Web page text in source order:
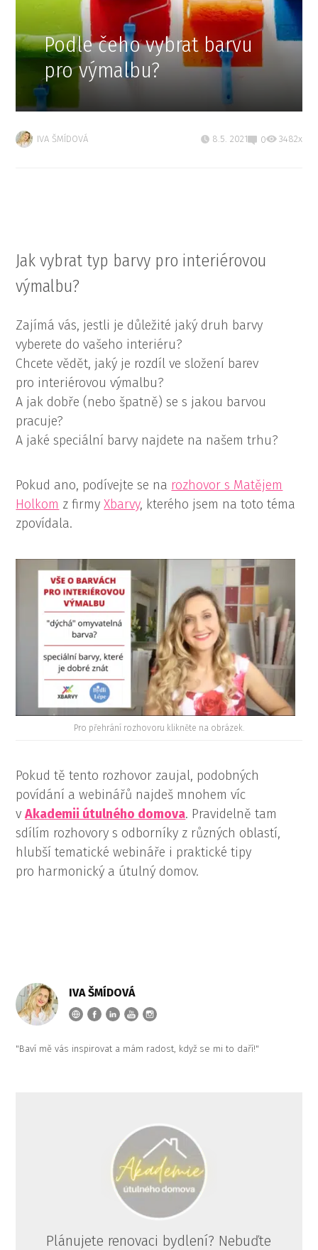
Podle čeho vybrat barvu
pro výmalbu?
IVA ŠMÍDOVÁ 8.5. 2021 0 3482x
Jak vybrat typ barvy pro interiérovou
výmalbu?
Zajímá vás, jestli je důležité jaký druh barvy
vyberete do vašeho interiéru?
Chcete vědět, jaký je rozdíl ve složení barev
pro interiérovou výmalbu?
A jak dobře (nebo špatně) se s jakou barvou
pracuje?
A jaké speciální barvy najdete na našem trhu?
Pokud ano, podívejte se na rozhovor s Matějem
Holkom z firmyXbarvy, kterého jsem na toto téma
zpovídala.
Pro přehrání rozhovoru klikněte na obrázek.
Pokud tě tento rozhovor zaujal, podobných
povídání a webinářů najdeš mnohem víc
vAkademii útulného domova. Pravidelně tam
sdílím rozhovory s odborníky z různých oblastí,
hlubší tematické webináře i praktické tipy
pro harmonický a útulný domov.
IVA ŠMÍDOVÁ
"Baví mě vás inspirovat a mám radost, když se mi to daří!"
Plánujete renovaci bydlení? Nebuďte